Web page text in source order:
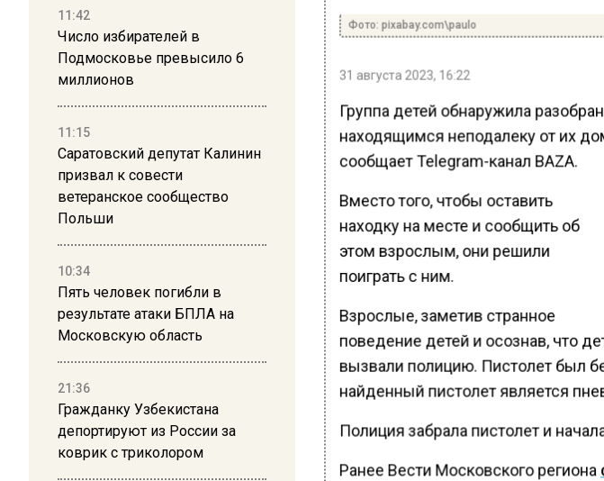
11:42
Число избирателей в
Подмосковье превысило 6
миллионов
11:15
Саратовский депутат Калинин
призвал к совести
ветеранское сообщество
Польши
10:34
Пять человек погибли в
результате атаки БПЛА на
Московскую область
21:36
Гражданку Узбекистана
депортируют из России за
коврик с триколором
Фото: pixabay.com\paulo
31 августа 2023, 16:22
Группа детей обнаружила
находящимся неподалеку от их
сообщает Telegram-канал BAZA.
Вместо того, чтобы оставить
находку на месте и сообщить об
этом взрослым, они решили
поиграть с ним.
Взрослые, заметив странное
поведение детей и осознав, что
вызвали полицию. Пистолет был
найденный пистолет является
Полиция забрала пистолет и
Ранее Вести Московского региона